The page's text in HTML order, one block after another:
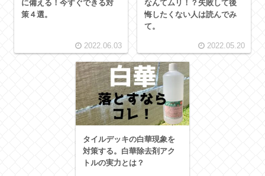
に備える！今すぐできる対
策４選。
2022.06.03
なんてムリ！？失敗して後
悔したくない人は読んでみ
て。
2022.05.20
タイルデッキの白華現象を
対策する。白華除去剤アク
トルの実力とは？